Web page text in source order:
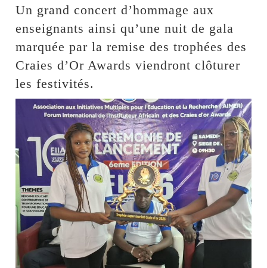
Un grand concert d’hommage aux
enseignants ainsi qu’une nuit de gala
marquée par la remise des trophées des
Craies d’Or Awards viendront clôturer
les festivités.